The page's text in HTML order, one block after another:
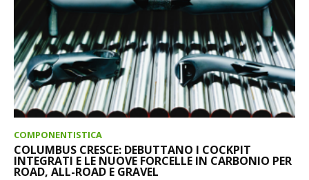
COMPONENTISTICA
COLUMBUS CRESCE: DEBUTTANO I COCKPIT
INTEGRATI E LE NUOVE FORCELLE IN CARBONIO PER
ROAD, ALL-ROAD E GRAVEL